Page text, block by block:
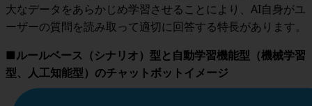
大なデータをあらかじめ学習させることにより、AI自身がユ
ーザーの質問を読み取って適切に回答する特長があります。
■ルールベース（シナリオ）型と自動学習機能型（機械学習
型、人工知能型）のチャットボットイメージ